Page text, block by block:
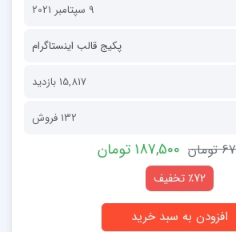
9 سپتامبر 2021
پکیج قالب اینستاگرام
15,817 بازدید
132 فروش
187,500 تومان
٪72 تخفیف